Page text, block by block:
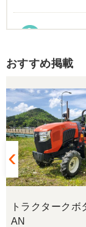
先週会社
対応に
いが保管
を購入で
誠実な対
ございま
茨城県／
遠路トラ
望して
くお願い
おすすめ掲載
トラクタークボ
AN